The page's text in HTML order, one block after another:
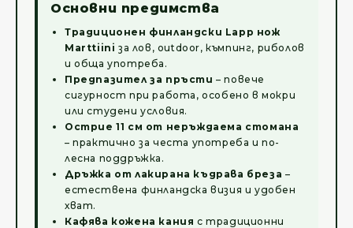
Основни предимства
Традиционен финландски Lapp нож
Marttiini за лов, outdoor, къмпинг, риболов
и обща употреба.
Предпазител за пръсти – повече
сигурност при работа, особено в мокри
или студени условия.
Острие 11 см от неръждаема стомана
– практично за честа употреба и по-
лесна поддръжка.
Дръжка от лакирана къдрава бреза –
естествена финландска визия и удобен
хват.
Кафява кожена кания с традиционни